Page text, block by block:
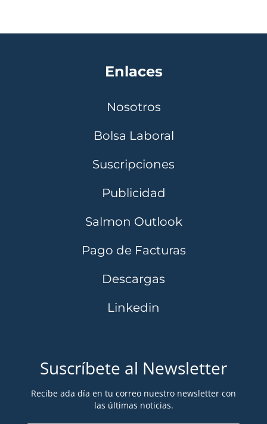
Enlaces
Nosotros
Bolsa Laboral
Suscripciones
Publicidad
Salmon Outlook
Pago de Facturas
Descargas
Linkedin
Suscríbete al Newsletter
Recibe ada día en tu correo nuestro newsletter con
las últimas noticias.